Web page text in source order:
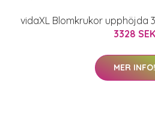
vidaXL Blomkrukor upphöjda
3328 SEK
MER INFO!